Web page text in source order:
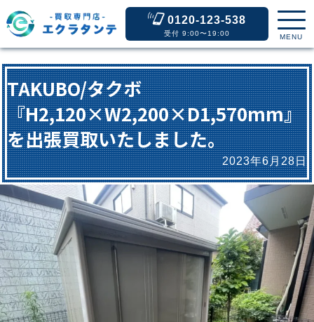
0120-123-538
受付 9:00〜19:00 MENU
TAKUBO/タクボ
『H2,120×W2,200×D1,570mm』
を出張買取いたしました。
2023年6月28日